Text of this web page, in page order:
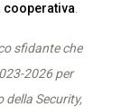
cooperativa
sfidante che
2026 per
della Security,